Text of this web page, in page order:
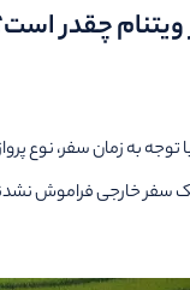
چقدر
توجه به زمان سفر، نوع
سفر خارجی فراموش